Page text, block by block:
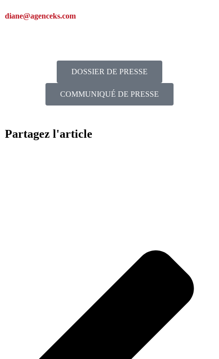
diane@agenceks.com
DOSSIER DE PRESSE
COMMUNIQUÉ DE PRESSE
Partagez l'article